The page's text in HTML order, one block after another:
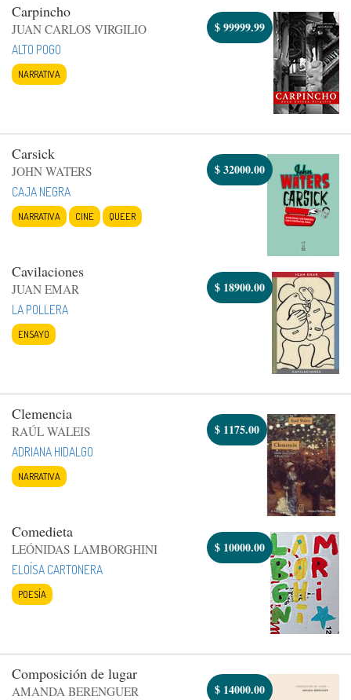
Carpincho
JUAN CARLOS VIRGILIO
ALTO POGO
NARRATIVA
$99999.99
Carsick
JOHN WATERS
CAJA NEGRA
NARRATIVA CINE QUEER
$32000.00
Cavilaciones
JUAN EMAR
LA POLLERA
ENSAYO
$ 18900.00
Clemencia
RAÚL WALEIS
ADRIANA HIDALGO
NARRATIVA
$ 1175.00
Comedieta
LEÓNIDAS LAMBORGHINI
ELOÍSA CARTONERA
POESÍA
$ 10000.00
Composición de lugar
AMANDA BERENGUER
$ 14000.00